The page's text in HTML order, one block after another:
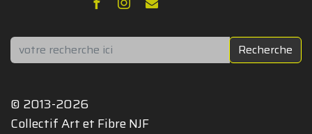
Rechercher Recherche
© 2013-2026
Collectif Art et Fibre NJF